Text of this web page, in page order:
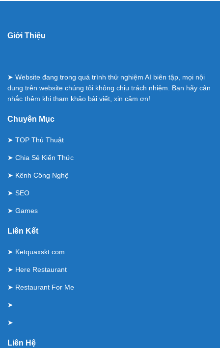
Giới Thiệu
➤ Website đang trong quá trình thử nghiệm AI biên tập, mọi nội
dung trên website chúng tôi không chịu trách nhiệm. Bạn hãy cân
nhắc thêm khi tham khảo bài viết, xin cảm ơn!
Chuyên Mục
➤ TOP Thủ Thuật
➤ Chia Sẻ Kiến Thức
➤ Kênh Công Nghệ
➤ SEO
➤ Games
Liên Kết
➤ Ketquaxskt.com
➤ Here Restaurant
➤ Restaurant For Me
➤
➤
Liên Hệ